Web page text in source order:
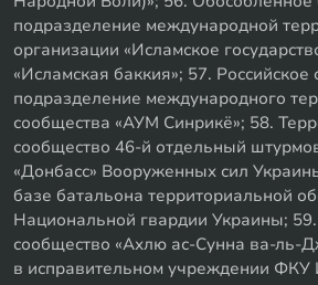
подразделение международной
организации «Исламское
«Исламская баккия»; 57. Российское
подразделение международного
сообщества «АУМ Синрикё»; 58.
сообщество 46-й отдельный
«Донбасс» Вооруженных сил
базе батальона территориальной
Национальной гвардии Украины; 59.
сообщество «Ахлю ас-Сунна ва-ль-
в исправительном учреждении